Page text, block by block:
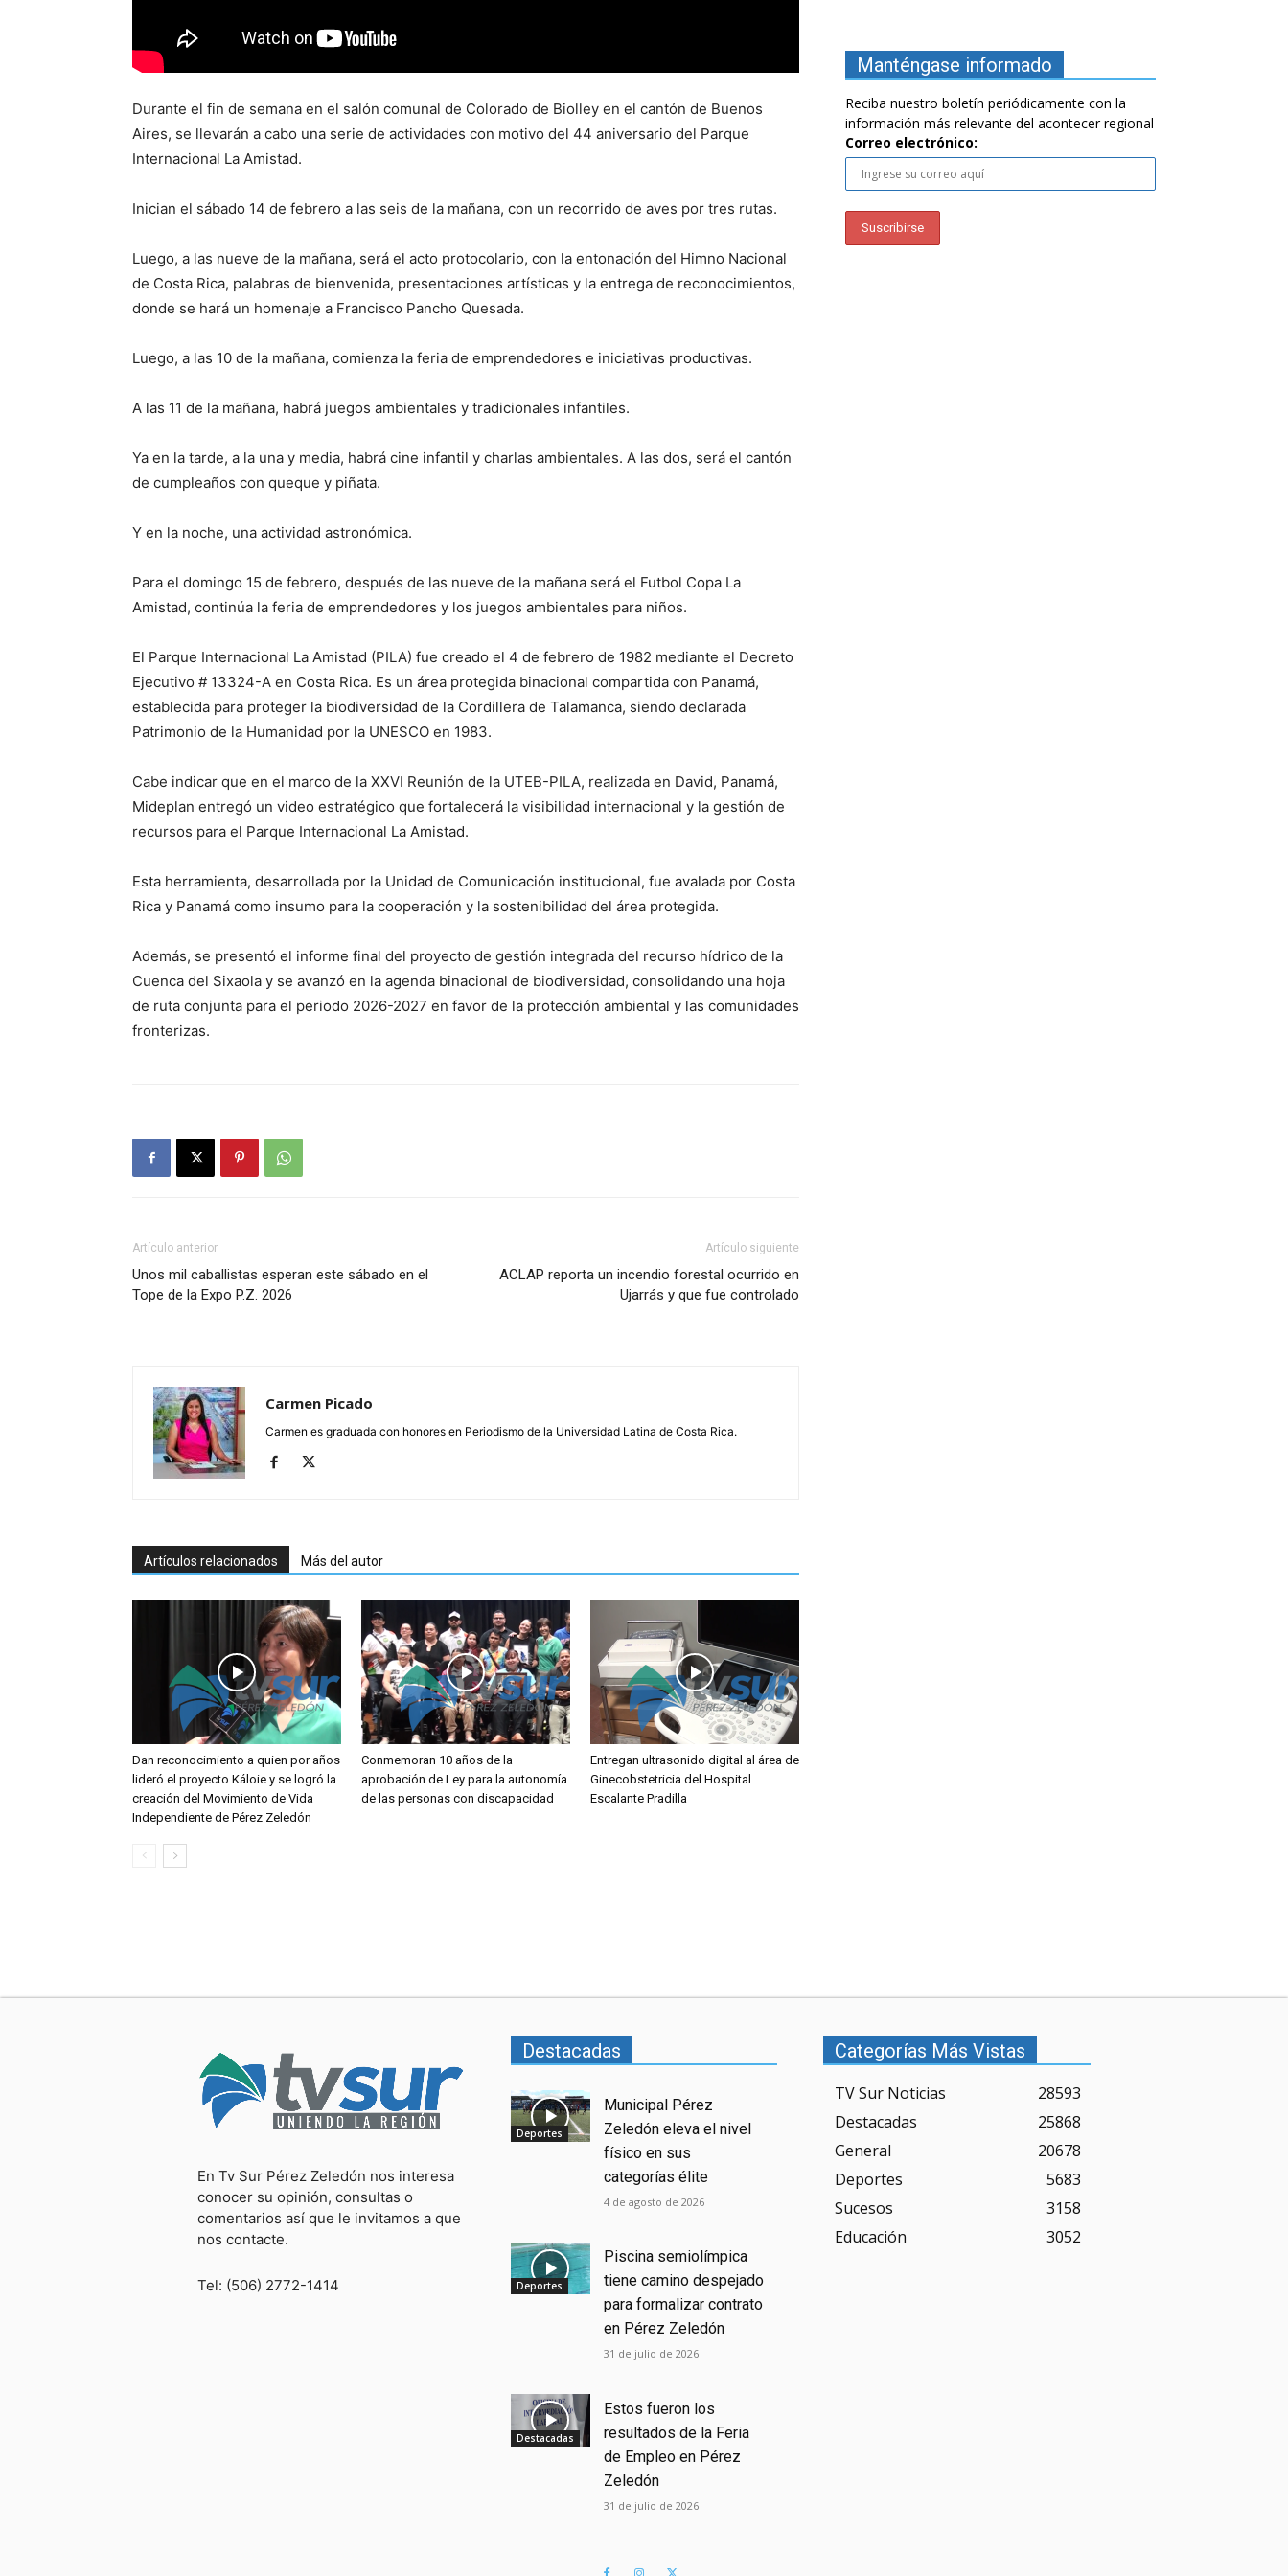
Durante el fin de semana en el salón comunal de Colorado de Biolley en el cantón de Buenos
Aires, se llevarán a cabo una serie de actividades con motivo del 44 aniversario del Parque
Internacional La Amistad.
Inician el sábado 14 de febrero a las seis de la mañana, con un recorrido de aves por tres rutas.
Luego, a las nueve de la mañana, será el acto protocolario, con la entonación del Himno Nacional
de Costa Rica, palabras de bienvenida, presentaciones artísticas y la entrega de reconocimientos,
donde se hará un homenaje a Francisco Pancho Quesada.
Luego, a las 10 de la mañana, comienza la feria de emprendedores e iniciativas productivas.
A las 11 de la mañana, habrá juegos ambientales y tradicionales infantiles.
Ya en la tarde, a la una y media, habrá cine infantil y charlas ambientales. A las dos, será el cantón
de cumpleaños con queque y piñata.
Y en la noche, una actividad astronómica.
Para el domingo 15 de febrero, después de las nueve de la mañana será el Futbol Copa La
Amistad, continúa la feria de emprendedores y los juegos ambientales para niños.
El Parque Internacional La Amistad (PILA) fue creado el 4 de febrero de 1982 mediante el Decreto
Ejecutivo # 13324-A en Costa Rica. Es un área protegida binacional compartida con Panamá,
establecida para proteger la biodiversidad de la Cordillera de Talamanca, siendo declarada
Patrimonio de la Humanidad por la UNESCO en 1983.
Cabe indicar que en el marco de la XXVI Reunión de la UTEB-PILA, realizada en David, Panamá,
Mideplan entregó un video estratégico que fortalecerá la visibilidad internacional y la gestión de
recursos para el Parque Internacional La Amistad.
Esta herramienta, desarrollada por la Unidad de Comunicación institucional, fue avalada por Costa
Rica y Panamá como insumo para la cooperación y la sostenibilidad del área protegida.
Además, se presentó el informe final del proyecto de gestión integrada del recurso hídrico de la
Cuenca del Sixaola y se avanzó en la agenda binacional de biodiversidad, consolidando una hoja
de ruta conjunta para el periodo 2026-2027 en favor de la protección ambiental y las comunidades
fronterizas.
Artículo anterior
Unos mil caballistas esperan este sábado en el
Tope de la Expo P.Z. 2026
Artículo siguiente
ACLAP reporta un incendio forestal ocurrido en
Ujarrás y que fue controlado
Carmen Picado
Carmen es graduada con honores en Periodismo de la Universidad Latina de Costa Rica.
Artículos relacionados Más del autor
Dan reconocimiento a quien por años
lideró el proyecto Káloie y se logró la
creación del Movimiento de Vida
Independiente de Pérez Zeledón
Conmemoran 10 años de la
aprobación de Ley para la autonomía
de las personas con discapacidad
Entregan ultrasonido digital al área de
Ginecobstetricia del Hospital
Escalante Pradilla
Manténgase informado
Reciba nuestro boletín periódicamente con la
información más relevante del acontecer regional
Correo electrónico:
En Tv Sur Pérez Zeledón nos interesa
conocer su opinión, consultas o
comentarios así que le invitamos a que
nos contacte.
Tel: (506) 2772-1414
Destacadas
Deportes
Municipal Pérez
Zeledón eleva el nivel
físico en sus
categorías élite
4 de agosto de 2026
Deportes
Piscina semiolímpica
tiene camino despejado
para formalizar contrato
en Pérez Zeledón
31 de julio de 2026
Destacadas
Estos fueron los
resultados de la Feria
de Empleo en Pérez
Zeledón
31 de julio de 2026
Categorías Más Vistas
TV Sur Noticias
28593
Destacadas
25868
General
20678
Deportes
5683
Sucesos
3158
Educación
3052